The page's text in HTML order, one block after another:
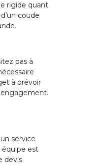
rigide quant
coude
pas à
à prévoir
service
est
devis